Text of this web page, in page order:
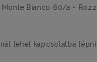
Bianco 60/a -
lehet kapcsolatba